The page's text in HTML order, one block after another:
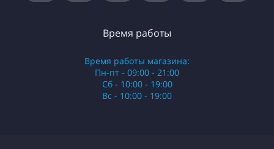
Время работы
Время работы магазина:
Пн-пт - 09:00 - 21:00
Сб - 10:00 - 19:00
Вс - 10:00 - 19:00